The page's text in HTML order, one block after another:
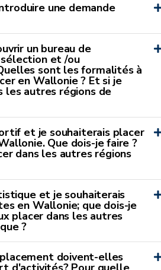
une demande
un bureau de
et /ou
sont les formalités à
en Wallonie ? Et si je
les autres régions de
et je souhaiterais placer
Que dois-je faire ?
dans les autres régions
et je souhaiterais
en Wallonie; que dois-je
placer dans les autres
?
doivent-elles